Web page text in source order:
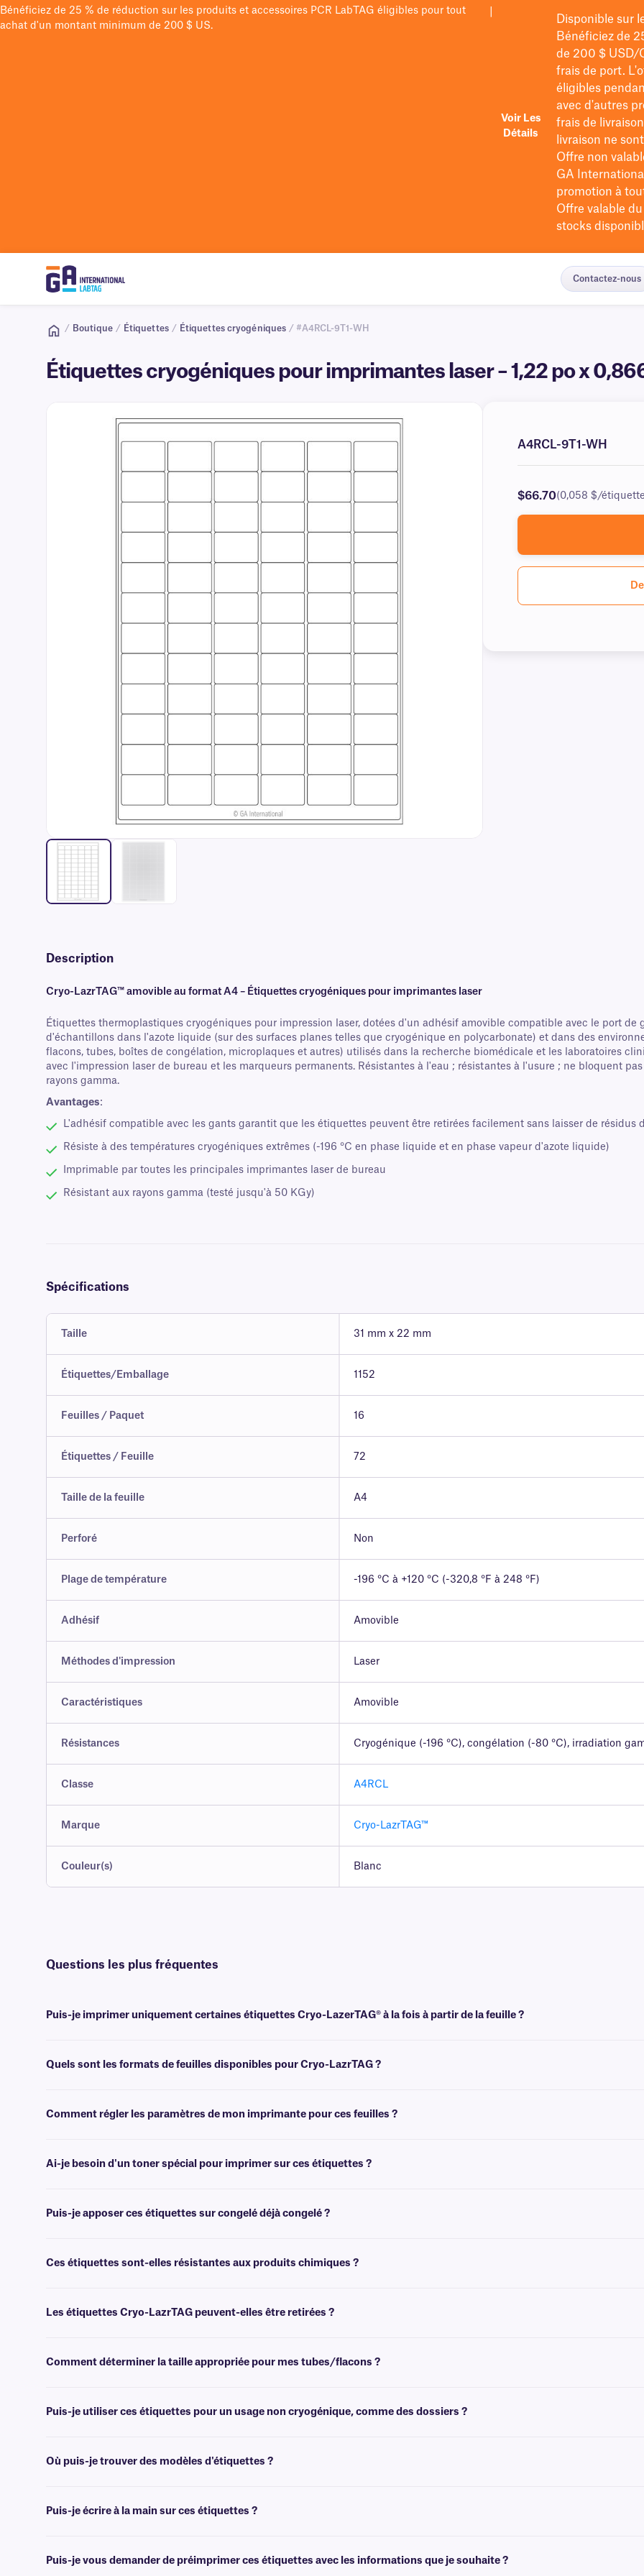
Bénéficiez de 25 % de réduction sur les produits et accessoires PCR LabTAG éligibles pour tout
achat d'un montant minimum de 200 $ US.
Voir Les
Détails
Disponible sur
Bénéficiez de
de 200 $USD/
frais de port.
éligibles
avec d'autres
frais de
livraison ne
Offre non
GA
promotion à
Offre valable
stocks
Contactez-nous
/ Boutique / Étiquettes / Étiquettes cryogéniques / #A4RCL-9T1-WH
Étiquettes cryogéniques pour imprimantes laser – 1,22 po x
A4RCL-9T1-WH
$66.70(0,058 $/
Description
Cryo-LazrTAG™ amovible au format A4 – Étiquettes cryogéniques pour imprimantes laser
Étiquettes thermoplastiques cryogéniques pour impression laser, dotées d'un adhésif amovible compatible avec le port de
d'échantillons dans l'azote liquide (sur des surfaces planes telles que cryogénique en polycarbonate) et dans des
flacons, tubes, boîtes de congélation, microplaques et autres) utilisés dans la recherche biomédicale et les laboratoires
avec l'impression laser de bureau et les marqueurs permanents. Résistantes à l'eau ; résistantes à l'usure ; ne bloquent
rayons gamma.
Avantages:
L'adhésif compatible avec les gants garantit que les étiquettes peuvent être retirées facilement sans laisser de résidus
Résiste à des températures cryogéniques extrêmes (-196 °C en phase liquide et en phase vapeur d'azote liquide)
Imprimable par toutes les principales imprimantes laser de bureau
Résistant aux rayons gamma (testé jusqu'à 50 KGy)
Spécifications
Taille 31 mm x 22 mm
Étiquettes/Emballage 1152
Feuilles / Paquet 16
Étiquettes / Feuille 72
Taille de la feuille A4
Perforé Non
Plage de température -196 °C à +120 °C (-320,8 °F à 248 °F)
Adhésif Amovible
Méthodes d'impression Laser
Caractéristiques Amovible
Résistances Cryogénique (-196 °C), congélation (-80 °C), irradiation
Classe A4RCL
Marque Cryo-LazrTAG™
Couleur(s) Blanc
Questions les plus fréquentes
Puis-je imprimer uniquement certaines étiquettes Cryo-LazerTAG® à la fois à partir de la feuille ?
Quels sont les formats de feuilles disponibles pour Cryo-LazrTAG ?
Comment régler les paramètres de mon imprimante pour ces feuilles ?
Ai-je besoin d'un toner spécial pour imprimer sur ces étiquettes ?
Puis-je apposer ces étiquettes sur congelé déjà congelé ?
Ces étiquettes sont-elles résistantes aux produits chimiques ?
Les étiquettes Cryo-LazrTAG peuvent-elles être retirées ?
Comment déterminer la taille appropriée pour mes tubes/flacons ?
Puis-je utiliser ces étiquettes pour un usage non cryogénique, comme des dossiers ?
Où puis-je trouver des modèles d'étiquettes ?
Puis-je écrire à la main sur ces étiquettes ?
Puis-je vous demander de préimprimer ces étiquettes avec les informations que je souhaite ?